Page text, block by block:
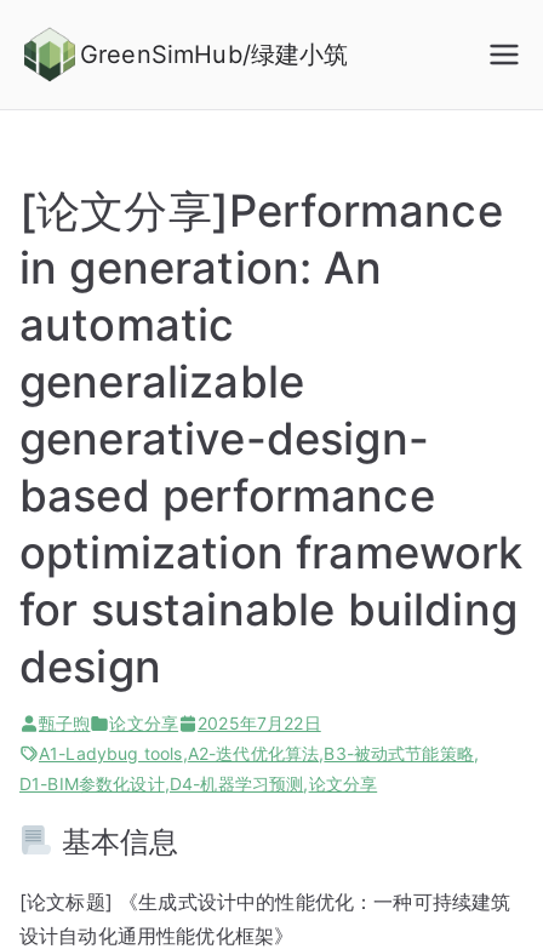
content
GreenSimHub/绿建小筑
[论文分享]Performance
in generation: An
automatic
generalizable
generative-design-
based performance
optimization framework
for sustainable building
design
甄子煦 论文分享
2025年7月22日
A1-Ladybug tools,A2-迭代优化算法,B3-被动式节能策略,
D1-BIM参数化设计,D4-机器学习预测,论文分享
基本信息
[论文标题] 《生成式设计中的性能优化：一种可持续建筑
设计自动化通用性能优化框架》